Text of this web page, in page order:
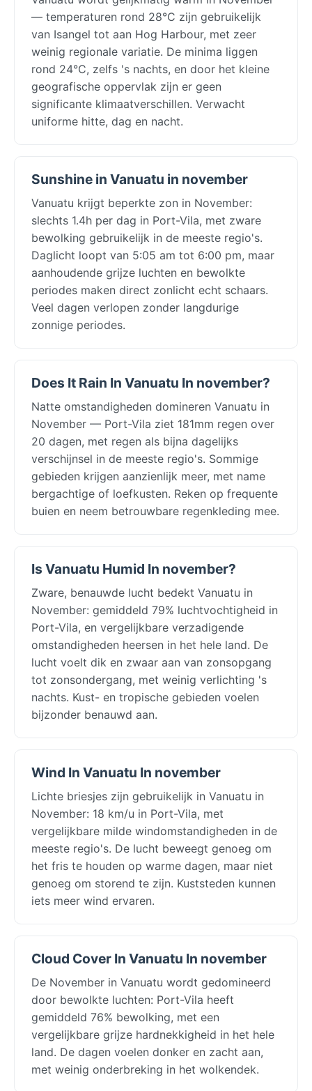
— temperaturen rond 28°C zijn gebruikelijk
van Isangel tot aan Hog Harbour, met zeer
weinig regionale variatie. De minima liggen
rond 24°C, zelfs 's nachts, en door het kleine
geografische oppervlak zijn er geen
significante klimaatverschillen. Verwacht
uniforme hitte, dag en nacht.
Sunshine in Vanuatu in november
Vanuatu krijgt beperkte zon in November:
slechts 1.4h per dag in Port-Vila, met zware
bewolking gebruikelijk in de meeste regio's.
Daglicht loopt van 5:05 am tot 6:00 pm, maar
aanhoudende grijze luchten en bewolkte
periodes maken direct zonlicht echt schaars.
Veel dagen verlopen zonder langdurige
zonnige periodes.
Does It Rain In Vanuatu In november?
Natte omstandigheden domineren Vanuatu in
November — Port-Vila ziet 181mm regen over
20 dagen, met regen als bijna dagelijks
verschijnsel in de meeste regio's. Sommige
gebieden krijgen aanzienlijk meer, met name
bergachtige of loefkusten. Reken op frequente
buien en neem betrouwbare regenkleding mee.
Is Vanuatu Humid In november?
Zware, benauwde lucht bedekt Vanuatu in
November: gemiddeld 79% luchtvochtigheid in
Port-Vila, en vergelijkbare verzadigende
omstandigheden heersen in het hele land. De
lucht voelt dik en zwaar aan van zonsopgang
tot zonsondergang, met weinig verlichting 's
nachts. Kust- en tropische gebieden voelen
bijzonder benauwd aan.
Wind In Vanuatu In november
Lichte briesjes zijn gebruikelijk in Vanuatu in
November: 18 km/u in Port-Vila, met
vergelijkbare milde windomstandigheden in de
meeste regio's. De lucht beweegt genoeg om
het fris te houden op warme dagen, maar niet
genoeg om storend te zijn. Kuststeden kunnen
iets meer wind ervaren.
Cloud Cover In Vanuatu In november
De November in Vanuatu wordt gedomineerd
door bewolkte luchten: Port-Vila heeft
gemiddeld 76% bewolking, met een
vergelijkbare grijze hardnekkigheid in het hele
land. De dagen voelen donker en zacht aan,
met weinig onderbreking in het wolkendek.